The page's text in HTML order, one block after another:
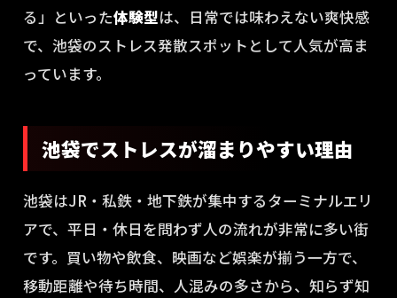
る」といった体験型は、日常では味わえない爽快感
で、池袋のストレス発散スポットとして人気が高ま
っています。
池袋でストレスが溜まりやすい理由
池袋はJR・私鉄・地下鉄が集中するターミナルエリ
アで、平日・休日を問わず人の流れが非常に多い街
です。買い物や飲食、映画など娯楽が揃う一方で、
移動距離や待ち時間、人混みの多さから、知らず知